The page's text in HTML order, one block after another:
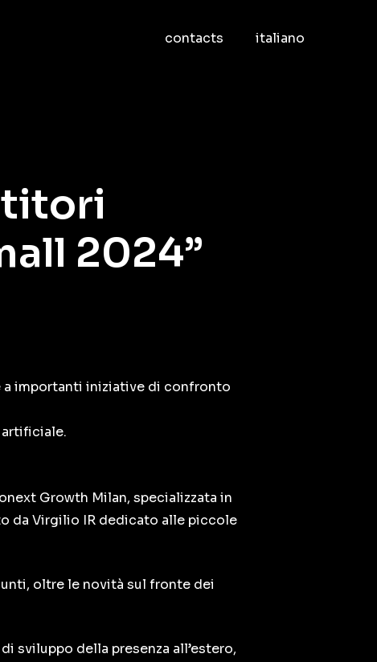
contacts italiano
2024”
a importanti iniziative di confronto
Growth Milan, specializzata in
da Virgilio IR dedicato alle piccole
oltre le novità sul fronte dei
sviluppo della presenza all’estero,